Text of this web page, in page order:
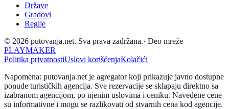
Države
Gradovi
Regije
© 2026 putovanja.net. Sva prava zadržana.· Deo mreže
PLAYMAKER
Politika privatnostiUslovi korišćenjaKolačići
Napomena: putovanja.net je agregator koji prikazuje javno dostupne
ponude turističkih agencija. Sve rezervacije se sklapaju direktno sa
izabranom agencijom, po njenim uslovima i ceniku. Navedene cene
su informativne i mogu se razlikovati od stvarnih cena kod agencije.